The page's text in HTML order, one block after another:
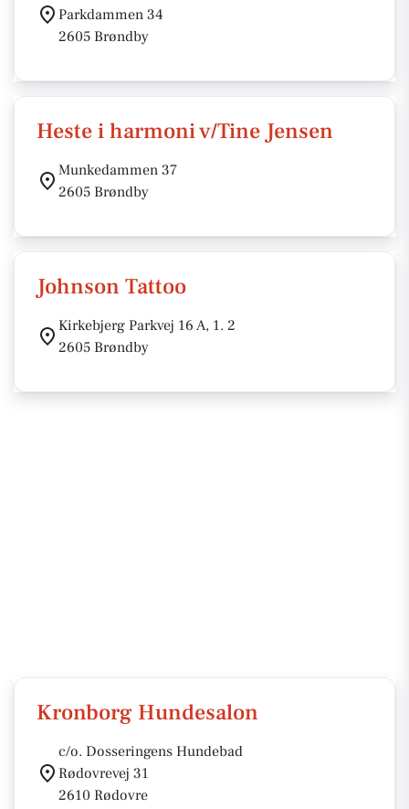
Parkdammen 34
2605 Brøndby
Heste i harmoni v/Tine Jensen
Munkedammen 37
2605 Brøndby
Johnson Tattoo
Kirkebjerg Parkvej 16 A, 1. 2
2605 Brøndby
Kronborg Hundesalon
c/o. Dosseringens Hundebad
Rødovrevej 31
2610 Rødovre